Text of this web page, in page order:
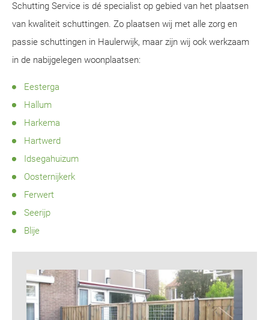
Schutting Service is dé specialist op gebied van het plaatsen
van kwaliteit schuttingen. Zo plaatsen wij met alle zorg en
passie schuttingen in Haulerwijk, maar zijn wij ook werkzaam
in de nabijgelegen woonplaatsen:
Eesterga
Hallum
Harkema
Hartwerd
Idsegahuizum
Oosternijkerk
Ferwert
Seerijp
Blije